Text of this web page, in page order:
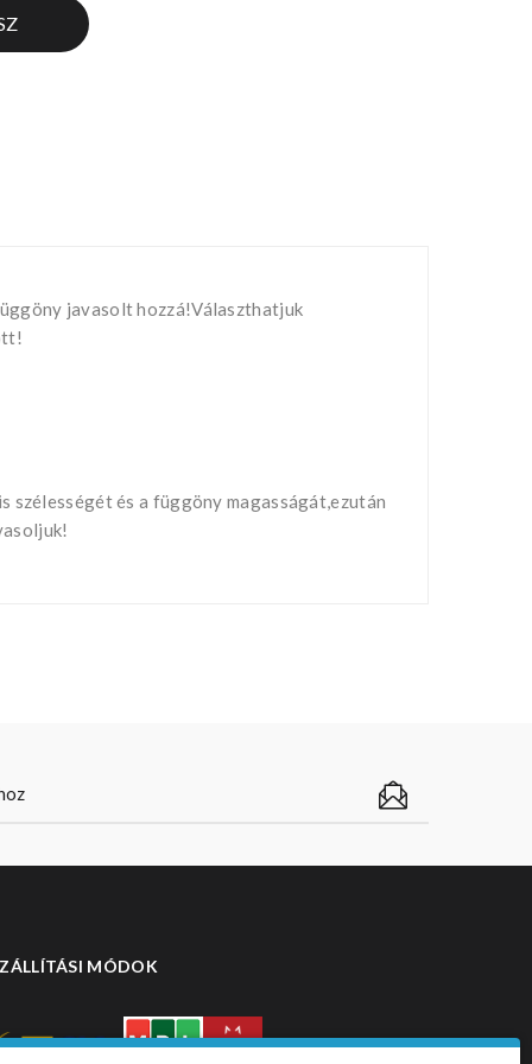
javasolt hozzá!Választhatjuk
szélességét és a függöny magasságát,ezután
MÓDOK